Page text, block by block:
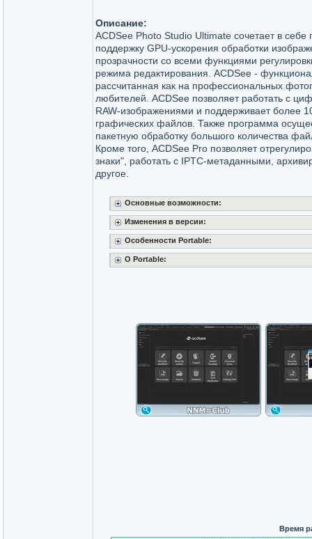
Описание:
ACDSee Photo Studio Ultimate сочетает в себе
поддержку GPU-ускорения обработки
прозрачности со всеми функциями
режима редактирования. ACDSee -
рассчитанная как на профессиональных
любителей. ACDSee позволяет работать с
RAW-изображениями и поддерживает более
графических файлов. Также программа
пакетную обработку большого количества
Кроме того, ACDSee Pro позволяет
знаки", работать с IPTC-метаданными,
другое.
Основные возможности:
Изменения в версии:
Особенности Portable:
О Portable:
Время